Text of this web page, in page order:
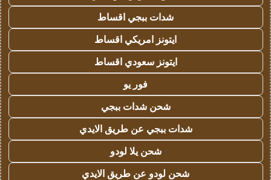
شدات ببجي اقساط
ايتونز امريكي اقساط
ايتونز سعودي اقساط
فور يو
شحن شدات ببجي
شدات ببجي عن طريق الايدي
شحن يلا لودو
شحن لودو عن طريق الايدي